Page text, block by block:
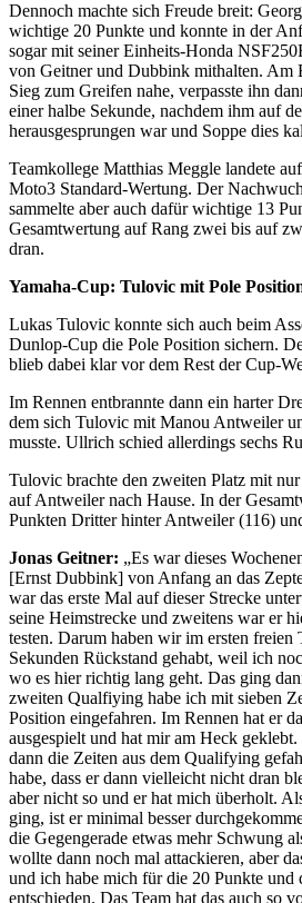
Dennoch machte sich Freude breit:
wichtige 20 Punkte und konnte in der
sogar mit seiner Einheits-Honda
von Geitner und Dubbink mithalten. Am
Sieg zum Greifen nahe, verpasste ihn
einer halbe Sekunde, nachdem ihm auf
herausgesprungen war und Soppe dies
Teamkollege Matthias Meggle landete
Moto3 Standard-Wertung. Der
sammelte aber auch dafür wichtige 13
Gesamtwertung auf Rang zwei bis auf
dran.
Yamaha-Cup: Tulovic mit Pole
Lukas Tulovic konnte sich auch beim
Dunlop-Cup die Pole Position sichern.
blieb dabei klar vor dem Rest der Cup-
Im Rennen entbrannte dann ein harter
dem sich Tulovic mit Manou Antweiler
musste. Ullrich schied allerdings sechs
Tulovic brachte den zweiten Platz mit
auf Antweiler nach Hause. In der
Punkten Dritter hinter Antweiler (116)
Jonas Geitner: „Es war dieses
[Ernst Dubbink] von Anfang an das
war das erste Mal auf dieser Strecke
seine Heimstrecke und zweitens war er
testen. Darum haben wir im ersten
Sekunden Rückstand gehabt, weil ich
wo es hier richtig lang geht. Das ging
zweiten Qualfiying habe ich mit sieben
Position eingefahren. Im Rennen hat er
ausgespielt und hat mir am Heck
dann die Zeiten aus dem Qualifying
habe, dass er dann vielleicht nicht dran
aber nicht so und er hat mich überholt.
ging, ist er minimal besser
die Gegengerade etwas mehr Schwung
wollte dann noch mal attackieren, aber
und ich habe mich für die 20 Punkte und
entschieden. Das Team hat das auch so